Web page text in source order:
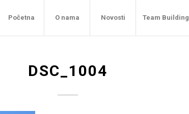
Početna O nama Novosti Team Building
DSC_1004